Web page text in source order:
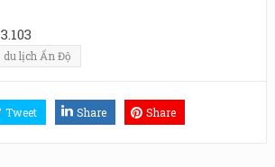
3.103
du lịch Ấn Độ
Tweet Share Share